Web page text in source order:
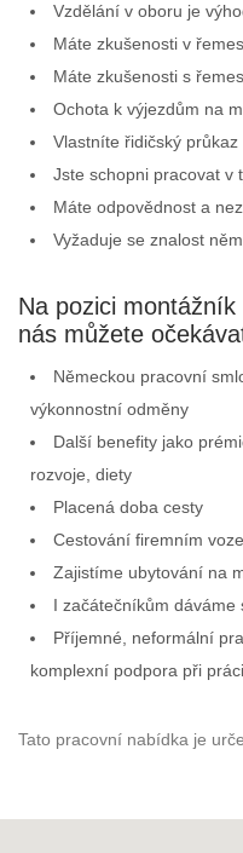
Vzdělání v oboru je
Máte zkušenosti v
Máte zkušenosti s
Ochota k výjezdům na
Vlastníte řidičský průkaz
Jste schopni pracovat v
Máte odpovědnost a
Vyžaduje se znalost
Na pozici
nás můžete
Německou pracovní
výkonnostní odměny
Další benefity jako
rozvoje, diety
Placená doba cesty
Cestování firemním
Zajistíme ubytování na
I začátečníkům dáváme
Příjemné, neformální
komplexní podpora při práci
Tato pracovní nabídka je